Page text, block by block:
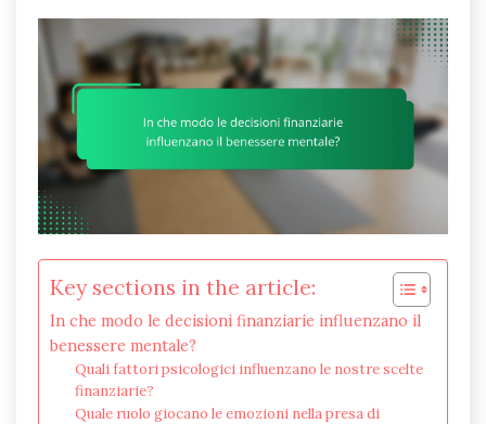
Key sections in the article:
In che modo le decisioni finanziarie influenzano il
benessere mentale?
Quali fattori psicologici influenzano le nostre scelte
finanziarie?
Quale ruolo giocano le emozioni nella presa di